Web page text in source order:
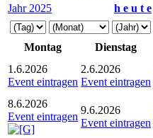
Jahr 2025
h e u t e
Montag Dienstag
1.6.2026
Event eintragen
2.6.2026
Event eintragen
8.6.2026
Event eintragen
9.6.2026
Event eintragen